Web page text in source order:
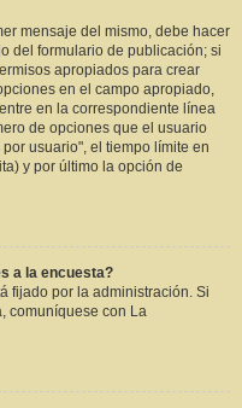
mensaje del mismo, debe hacer
del formulario de publicación; si
apropiados para crear
en el campo apropiado,
en la correspondiente línea
de opciones que el usuario
usuario", el tiempo límite en
y por último la opción de
a la encuesta?
fijado por la administración. Si
comuníquese con La